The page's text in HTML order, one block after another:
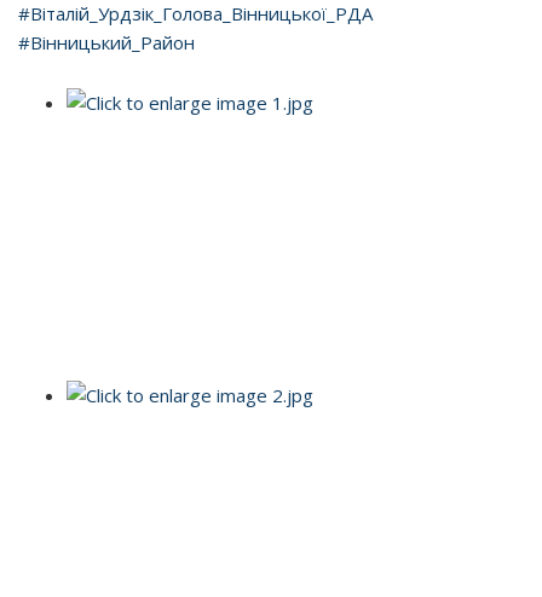
#Віталій_Урдзік_Голова_Вінницької_РДА
#Вінницький_Район